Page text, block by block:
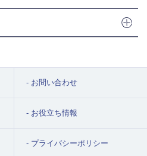
お問い合わせ
お役立ち情報
プライバシーポリシー